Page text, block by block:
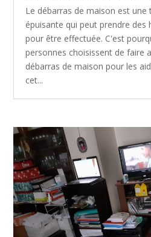
Le débarras de maison est
épuisante qui peut prendre des
pour être effectuée. C'est
personnes choisissent de faire
débarras de maison pour les
cet...